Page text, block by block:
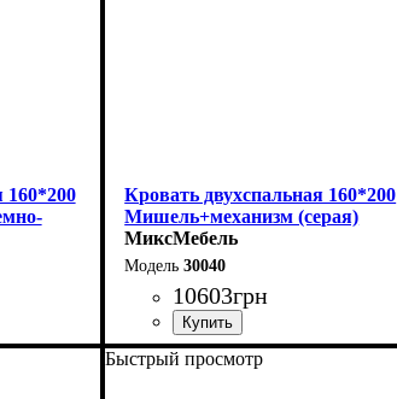
160*200
Кровать двухспальная 160*200
Мишель+механизм (серая)
МиксМебель
30040
10603грн
Быстрый просмотр